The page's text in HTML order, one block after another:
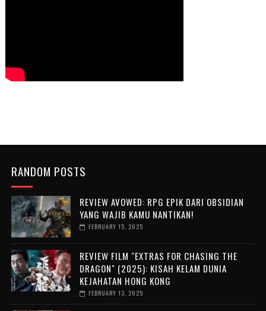
RANDOM POSTS
REVIEW AVOWED: RPG EPIK DARI OBSIDIAN
YANG WAJIB KAMU NANTIKAN!
FEBRUARY 15, 2025
REVIEW FILM "EXTRAS FOR CHASING THE
DRAGON" (2025): KISAH KELAM DUNIA
KEJAHATAN HONG KONG
FEBRUARY 13, 2025